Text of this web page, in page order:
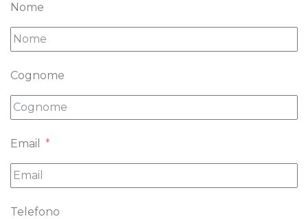
Nome
Cognome
Email
Telefono